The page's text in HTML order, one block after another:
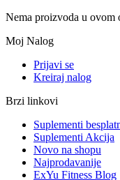
Nema proizvoda u ovom
Moj Nalog
Prijavi se
Kreiraj nalog
Brzi linkovi
Suplementi
Suplementi Akcija
Novo na shopu
Najprodavanije
ExYu Fitness Blog